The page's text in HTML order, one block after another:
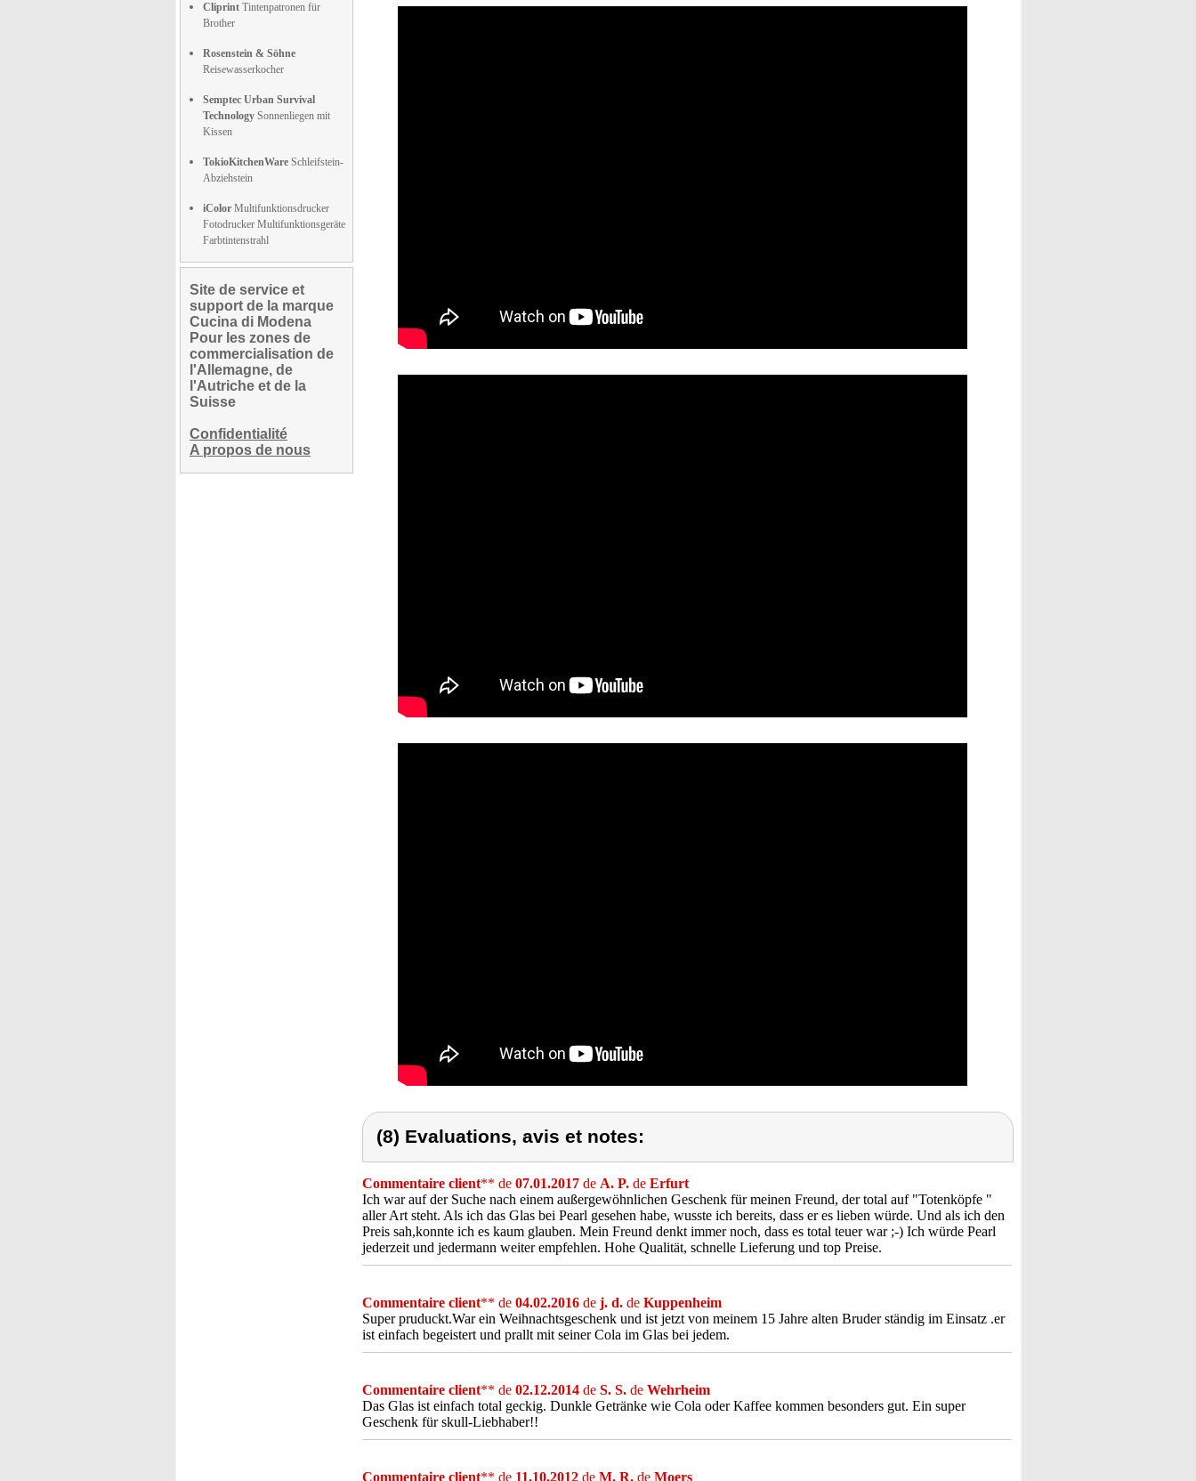
Cliprint Tintenpatronen für
Brother
Rosenstein & Söhne
Reisewasserkocher
Semptec Urban Survival
Technology Sonnenliegen mit
Kissen
TokioKitchenWare Schleifstein-
Abziehstein
iColor Multifunktionsdrucker
Fotodrucker Multifunktionsgeräte
Farbtintenstrahl
Site de service et
support de la marque
Cucina di Modena
Pour les zones de
commercialisation de
l'Allemagne, de
l'Autriche et de la
Suisse
Confidentialité
A propos de nous
(8) Evaluations, avis et notes:
Commentaire client** de 07.01.2017 de A. P. de Erfurt
Ich war auf der Suche nach einem außergewöhnlichen Geschenk für meinen Freund, der total auf "Totenköpfe "
aller Art steht. Als ich das Glas bei Pearl gesehen habe, wusste ich bereits, dass er es lieben würde. Und als ich den
Preis sah,konnte ich es kaum glauben. Mein Freund denkt immer noch, dass es total teuer war ;-) Ich würde Pearl
jederzeit und jedermann weiter empfehlen. Hohe Qualität, schnelle Lieferung und top Preise.
Commentaire client** de 04.02.2016 de j. d. de Kuppenheim
Super pruduckt.War ein Weihnachtsgeschenk und ist jetzt von meinem 15 Jahre alten Bruder ständig im Einsatz .er
ist einfach begeistert und prallt mit seiner Cola im Glas bei jedem.
Commentaire client** de 02.12.2014 de S. S. de Wehrheim
Das Glas ist einfach total geckig. Dunkle Getränke wie Cola oder Kaffee kommen besonders gut. Ein super
Geschenk für skull-Liebhaber!!
Commentaire client** de 11.10.2012 de M. R. de Moers